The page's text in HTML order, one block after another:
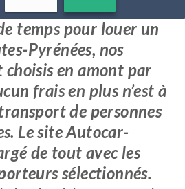
temps pour louer un
Pyrénées, nos
en amont par
frais en plus n’est à
de personnes
Le site Autocar-
de tout avec les
sélectionnés.